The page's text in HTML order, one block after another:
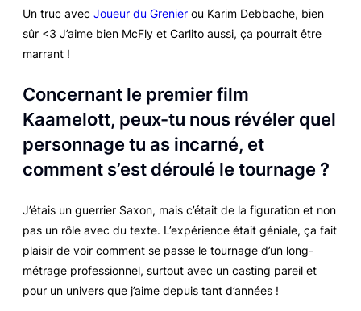
Un truc avec Joueur du Grenier ou Karim Debbache, bien
sûr <3 J’aime bien McFly et Carlito aussi, ça pourrait être
marrant !
Concernant le premier film
Kaamelott, peux-tu nous révéler quel
personnage tu as incarné, et
comment s’est déroulé le tournage ?
J’étais un guerrier Saxon, mais c’était de la figuration et non
pas un rôle avec du texte. L’expérience était géniale, ça fait
plaisir de voir comment se passe le tournage d’un long-
métrage professionnel, surtout avec un casting pareil et
pour un univers que j’aime depuis tant d’années !